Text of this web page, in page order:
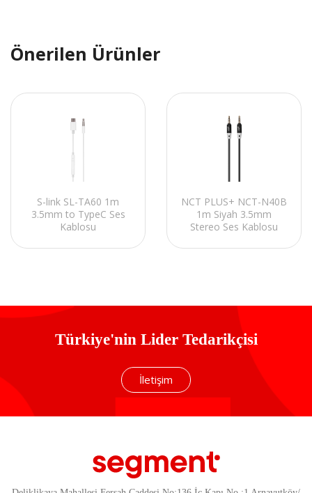
Önerilen Ürünler
S-link SL-TA60 1m
3.5mm to TypeC Ses
Kablosu
NCT PLUS+ NCT-N40B
1m Siyah 3.5mm
Stereo Ses Kablosu
Türkiye'nin Lider Tedarikçisi
İletişim